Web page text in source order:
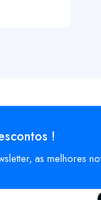
!
as melhores